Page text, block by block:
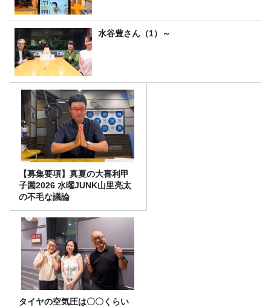
水谷豊さん（1）～
【募集要項】真夏の大喜利甲
子園2026 水曜JUNK山里亮太
の不毛な議論
タイヤの空気圧は〇〇くらい